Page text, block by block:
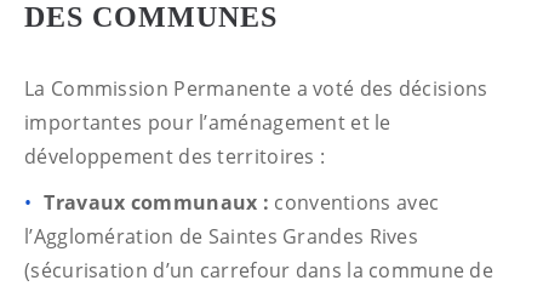
DES COMMUNES
La Commission Permanente a voté des décisions
importantes pour l’aménagement et le
développement des territoires :
Travaux communaux : conventions avec
l’Agglomération de Saintes Grandes Rives
(sécurisation d’un carrefour dans la commune de